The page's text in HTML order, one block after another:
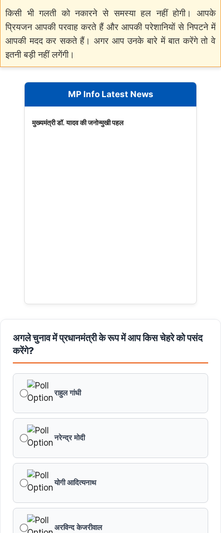
किसी भी गलती को नकारने से समस्या हल नहीं होगी। आपके
प्रियजन आपकी परवाह करते हैं और आपकी परेशानियों से निपटने में
आपकी मदद कर सकते हैं। अगर आप उनके बारे में बात करेंगे तो वे
इतनी बड़ी नहीं लगेंगी।
MP Info Latest News
मुख्यमंत्री डॉ. यादव की जनोन्मुखी पहल
अगले चुनाव में प्रधानमंत्री के रूप में आप किस चेहरे को पसंद
करेंगे?
राहुल गांधी
नरेन्द्र मोदी
योगी आदित्यनाथ
अरविन्द केजरीवाल